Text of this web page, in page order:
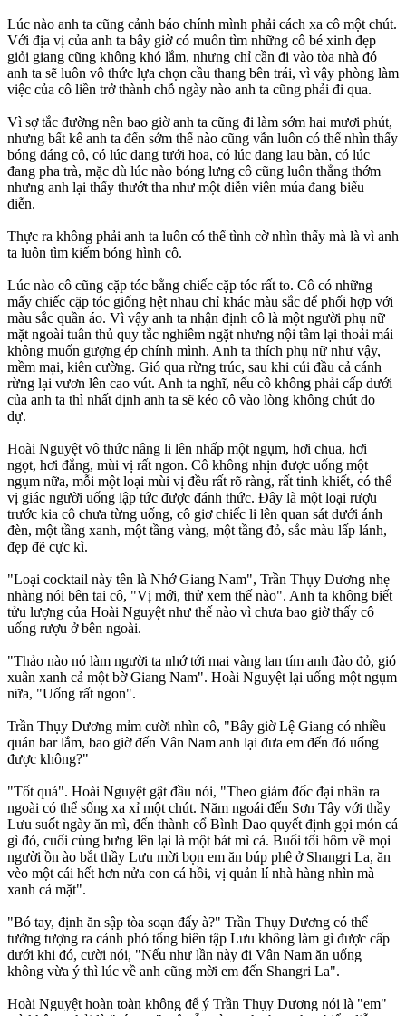
Lúc nào anh ta cũng cảnh báo chính mình phải cách xa cô một chút.
Với địa vị của anh ta bây giờ có muốn tìm những cô bé xinh đẹp
giỏi giang cũng không khó lắm, nhưng chỉ cần đi vào tòa nhà đó
anh ta sẽ luôn vô thức lựa chọn cầu thang bên trái, vì vậy phòng làm
việc của cô liền trở thành chỗ ngày nào anh ta cũng phải đi qua.
Vì sợ tắc đường nên bao giờ anh ta cũng đi làm sớm hai mươi phút,
nhưng bất kể anh ta đến sớm thế nào cũng vẫn luôn có thể nhìn thấy
bóng dáng cô, có lúc đang tưới hoa, có lúc đang lau bàn, có lúc
đang pha trà, mặc dù lúc nào bóng lưng cô cũng luôn thẳng thớm
nhưng anh lại thấy thướt tha như một diễn viên múa đang biểu
diễn.
Thực ra không phải anh ta luôn có thể tình cờ nhìn thấy mà là vì anh
ta luôn tìm kiếm bóng hình cô.
Lúc nào cô cũng cặp tóc bằng chiếc cặp tóc rất to. Cô có những
mấy chiếc cặp tóc giống hệt nhau chỉ khác màu sắc để phối hợp với
màu sắc quần áo. Vì vậy anh ta nhận định cô là một người phụ nữ
mặt ngoài tuân thủ quy tắc nghiêm ngặt nhưng nội tâm lại thoải mái
không muốn gượng ép chính mình. Anh ta thích phụ nữ như vậy,
mềm mại, kiên cường. Gió qua rừng trúc, sau khi cúi đầu cả cánh
rừng lại vươn lên cao vút. Anh ta nghĩ, nếu cô không phải cấp dưới
của anh ta thì nhất định anh ta sẽ kéo cô vào lòng không chút do
dự.
Hoài Nguyệt vô thức nâng li lên nhấp một ngụm, hơi chua, hơi
ngọt, hơi đắng, mùi vị rất ngon. Cô không nhịn được uống một
ngụm nữa, mỗi một loại mùi vị đều rất rõ ràng, rất tinh khiết, có thể
vị giác người uống lập tức được đánh thức. Đây là một loại rượu
trước kia cô chưa từng uống, cô giơ chiếc li lên quan sát dưới ánh
đèn, một tầng xanh, một tầng vàng, một tầng đỏ, sắc màu lấp lánh,
đẹp đẽ cực kì.
"Loại cocktail này tên là Nhớ Giang Nam", Trần Thụy Dương nhẹ
nhàng nói bên tai cô, "Vị mới, thử xem thế nào". Anh ta không biết
tửu lượng của Hoài Nguyệt như thế nào vì chưa bao giờ thấy cô
uống rượu ở bên ngoài.
"Thảo nào nó làm người ta nhớ tới mai vàng lan tím anh đào đỏ, gió
xuân xanh cả một bờ Giang Nam". Hoài Nguyệt lại uống một ngụm
nữa, "Uống rất ngon".
Trần Thụy Dương mỉm cười nhìn cô, "Bây giờ Lệ Giang có nhiều
quán bar lắm, bao giờ đến Vân Nam anh lại đưa em đến đó uống
được không?"
"Tốt quá". Hoài Nguyệt gật đầu nói, "Theo giám đốc đại nhân ra
ngoài có thể sống xa xỉ một chút. Năm ngoái đến Sơn Tây với thầy
Lưu suốt ngày ăn mì, đến thành cổ Bình Dao quyết định gọi món cá
gì đó, cuối cùng bưng lên lại là một bát mì cá. Buổi tối hôm về mọi
người ồn ào bắt thầy Lưu mời bọn em ăn búp phê ở Shangri La, ăn
vèo một cái hết hơn nửa con cá hồi, vị quản lí nhà hàng nhìn mà
xanh cả mặt".
"Bó tay, định ăn sập tòa soạn đấy à?" Trần Thụy Dương có thể
tưởng tượng ra cảnh phó tổng biên tập Lưu không làm gì được cấp
dưới khi đó, cười nói, "Nếu như lần này đi Vân Nam ăn uống
không vừa ý thì lúc về anh cũng mời em đến Shangri La".
Hoài Nguyệt hoàn toàn không để ý Trần Thụy Dương nói là "em"